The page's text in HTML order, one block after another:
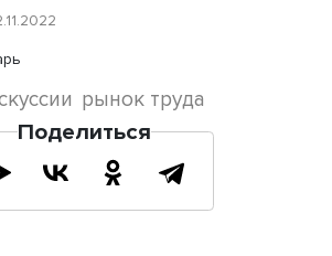
научный сотрудник ЦеТИ ВШЭ
внимание на важность изучения
вакцин в первую волну
ошибок из-за того, что респонденты
неверные сведения. По ее
региональных факторов и масштаба
органов государственной
бизнесе, госучреждениях и